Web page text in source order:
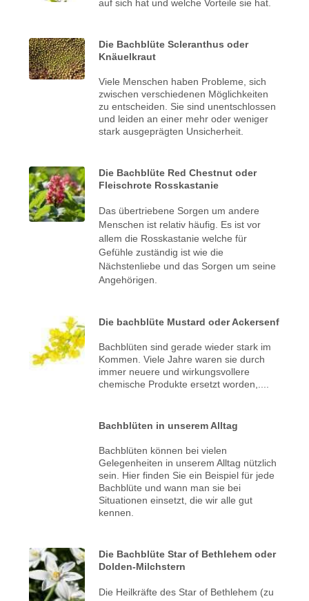
auf sich hat und welche Vorteile sie hat.
Die Bachblüte Scleranthus oder
Knäuelkraut
Viele Menschen haben Probleme, sich
zwischen verschiedenen Möglichkeiten
zu entscheiden. Sie sind unentschlossen
und leiden an einer mehr oder weniger
stark ausgeprägten Unsicherheit.
Die Bachblüte Red Chestnut oder
Fleischrote Rosskastanie
Das übertriebene Sorgen um andere
Menschen ist relativ häufig. Es ist vor
allem die Rosskastanie welche für
Gefühle zuständig ist wie die
Nächstenliebe und das Sorgen um seine
Angehörigen.
Die bachblüte Mustard oder Ackersenf
Bachblüten sind gerade wieder stark im
Kommen. Viele Jahre waren sie durch
immer neuere und wirkungsvollere
chemische Produkte ersetzt worden,....
Bachblüten in unserem Alltag
Bachblüten können bei vielen
Gelegenheiten in unserem Alltag nützlich
sein. Hier finden Sie ein Beispiel für jede
Bachblüte und wann man sie bei
Situationen einsetzt, die wir alle gut
kennen.
Die Bachblüte Star of Bethlehem oder
Dolden-Milchstern
Die Heilkräfte des Star of Bethlehem (zu